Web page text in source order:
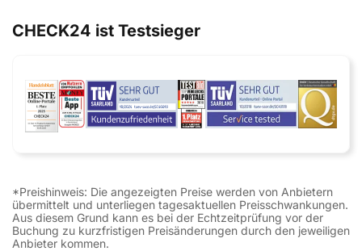
CHECK24 ist Testsieger
*Preishinweis: Die angezeigten Preise werden von Anbietern
übermittelt und unterliegen tagesaktuellen Preisschwankungen.
Aus diesem Grund kann es bei der Echtzeitprüfung vor der
Buchung zu kurzfristigen Preisänderungen durch den jeweiligen
Anbieter kommen.